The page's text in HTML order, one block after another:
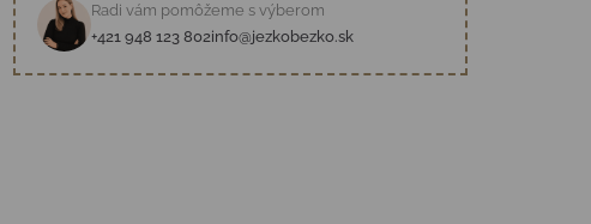
Radi vám pomôžeme s výberom
+421 948 123 802info@jezkobezko.sk